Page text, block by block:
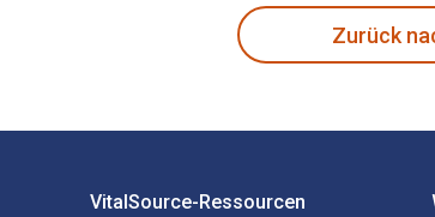
Zurück
VitalSource-Ressourcen